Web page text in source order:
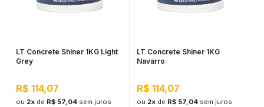
LT Concrete Shiner 1KG Light
Grey
R$ 114,07
ou 2xde R$ 57,04 sem juros
LT Concrete Shiner 1KG
Navarro
R$ 114,07
ou 2xde R$ 57,04 sem juros